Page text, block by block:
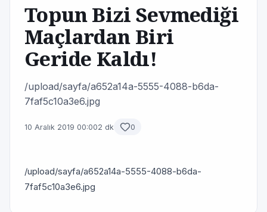
Topun Bizi Sevmediği
Maçlardan Biri
Geride Kaldı!
/upload/sayfa/a652a14a-5555-4088-b6da-
7faf5c10a3e6.jpg
10 Aralık 2019 00:002 dk 0
/upload/sayfa/a652a14a-5555-4088-b6da-
7faf5c10a3e6.jpg